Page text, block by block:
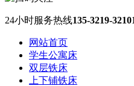
24小时服务热线135-3219-3210
网站首页
学生公寓床
双层铁床
上下铺铁床